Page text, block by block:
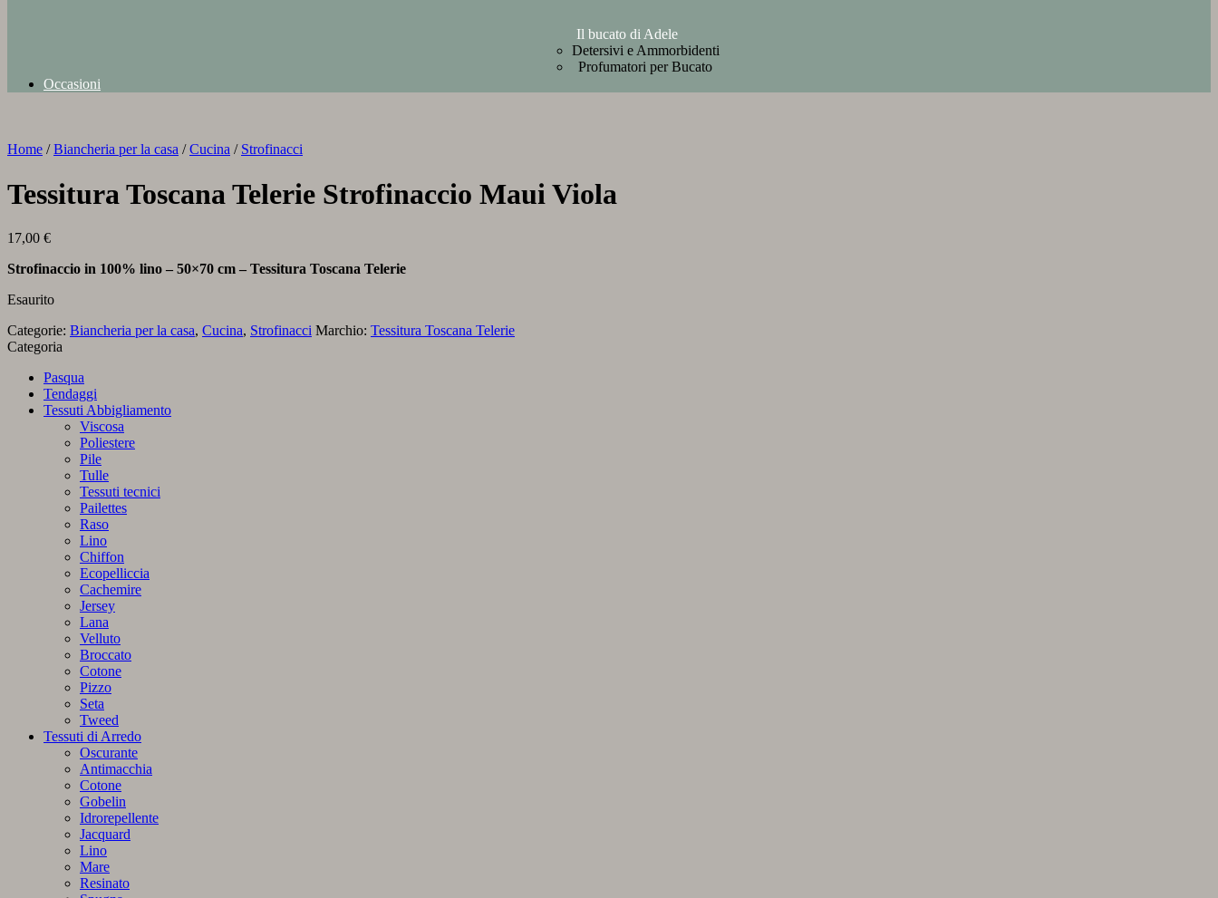
Il bucato di Adele
Detersivi e Ammorbidenti
Profumatori per Bucato
Occasioni
Home / Biancheria per la casa / Cucina / Strofinacci
Tessitura Toscana Telerie Strofinaccio Maui Viola
17,00 €
Strofinaccio in 100% lino – 50×70 cm – Tessitura Toscana Telerie
Esaurito
Categorie: Biancheria per la casa, Cucina, Strofinacci Marchio: Tessitura Toscana Telerie
Categoria
Pasqua
Tendaggi
Tessuti Abbigliamento
Viscosa
Poliestere
Pile
Tulle
Tessuti tecnici
Pailettes
Raso
Lino
Chiffon
Ecopelliccia
Cachemire
Jersey
Lana
Velluto
Broccato
Cotone
Pizzo
Seta
Tweed
Tessuti di Arredo
Oscurante
Antimacchia
Cotone
Gobelin
Idrorepellente
Jacquard
Lino
Mare
Resinato